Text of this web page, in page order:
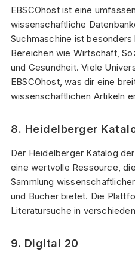
EBSCOhost ist eine
wissenschaftliche
Suchmaschine ist
Bereichen wie Wirtschaft,
und Gesundheit. Viele
EBSCOhost, was dir eine
wissenschaftlichen Artikeln
8. Heidelberger
Der Heidelberger Katalog
eine wertvolle Ressource,
Sammlung
und Bücher bietet. Die
Literatursuche in
9. Digital 20